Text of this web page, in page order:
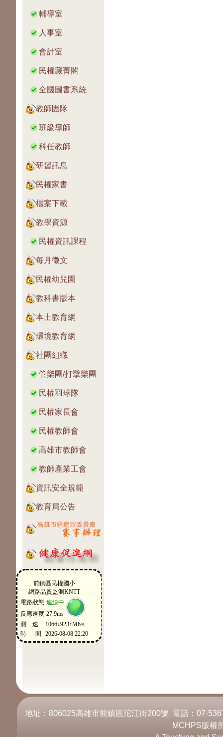
輔導室
人事室
會計室
民權藏菁閣
全國圖書系統
教師團隊
班級導師
科任教師
研習訊息
民權家書
檔案下載
教學資源
民權資訊課程
每月徵文
民權幼兒園
教科書版本
本土教育網
環境教育網
社團組織
管樂團/打擊樂團
民權羽球隊
民權家長會
民權教師會
高雄市教師會
教師產業工會
資訊安全規範
教育局公告
:::
地址：806025高雄市前鎮區沱江街200號 電話：07-
MCHPS版權